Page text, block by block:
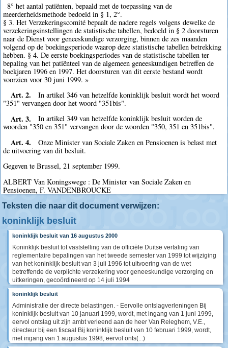
8° het aantal patiënten, bepaald met de toepassing van de
meerderheidsmethode bedoeld in § 1, 2°.
§ 3. Het Verzekeringscomité bepaalt de nadere regels volgens dewelke de
verzekeringsinstellingen de statistische tabellen, bedoeld in § 2 doorsturen
naar de Dienst voor geneeskundige verzorging, binnen de zes maanden
volgend op de boekingsperiode waarop deze statistische tabellen betrekking
hebben. § 4. De eerste boekingsperiodes van de statistische tabellen ter
bepaling van het patiënteel van de algemeen geneeskundigen betreffen de
boekjaren 1996 en 1997. Het doorsturen van dit eerste bestand wordt
voorzien voor 30 juni 1999. »
Art. 2.
In artikel 346 van hetzelfde koninklijk besluit wordt het woord
"351" vervangen door het woord "351bis".
Art. 3.
In artikel 349 van hetzelfde koninklijk besluit worden de
woorden "350 en 351" vervangen door de woorden "350, 351 en 351bis".
Art. 4.
Onze Minister van Sociale Zaken en Pensioenen is belast met
de uitvoering van dit besluit.
Gegeven te Brussel, 21 september 1999.
ALBERT Van Koningswege : De Minister van Sociale Zaken en
Pensioenen, F. VANDENBROUCKE
Teksten die naar dit document verwijzen:
koninklijk besluit
koninklijk besluit van 16 augustus 2000
Koninklijk besluit tot vaststelling van de officiële Duitse vertaling van
reglementaire bepalingen van het tweede semester van 1999 tot wijziging
van het koninklijk besluit van 3 juli 1996 tot uitvoering van de wet
betreffende de verplichte verzekering voor geneeskundige verzorging en
uitkeringen, gecoördineerd op 14 juli 1994
koninklijk besluit
Administratie der directe belastingen. - Eervolle ontslagverleningen Bij
koninklijk besluit van 10 januari 1999, wordt, met ingang van 1 juni 1999,
eervol ontslag uit zijn ambt verleend aan de heer Van Releghem, V.E.,
directeur bij een fiscaal Bij koninklijk besluit van 10 februari 1999, wordt,
met ingang van 1 augustus 1998, eervol onts(...)